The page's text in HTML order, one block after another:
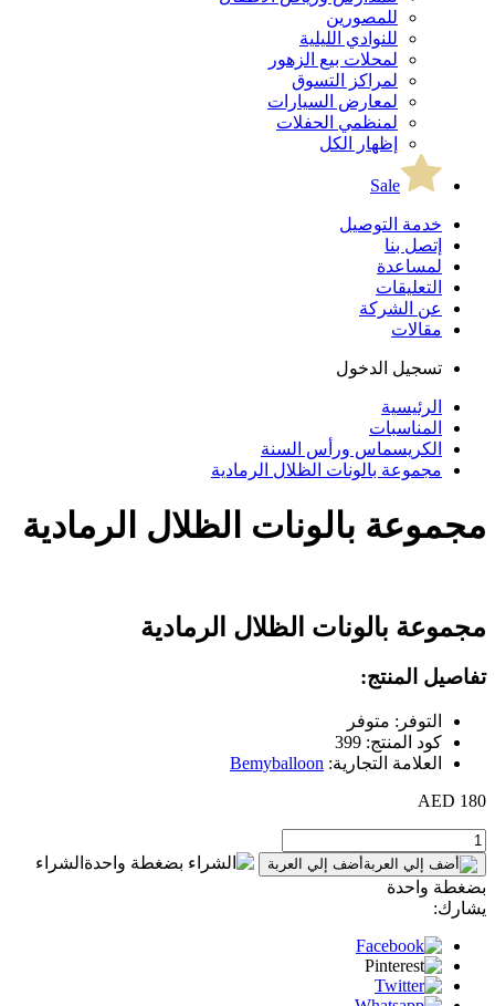
للمصورين
للنوادي الليلية
لمحلات بيع الزهور
لمراكز التسوق
لمعارض السيارات
لمنظمي الحفلات
إظهار الكل
Sale
خدمة التوصيل
إتصل بنا
لمساعدة
التعليقات
عن الشركة
مقالات
تسجيل الدخول
الرئيسية
المناسبات
الكريسماس ورأس السنة
مجموعة بالونات الظلال الرمادية
مجموعة بالونات الظلال الرمادية
مجموعة بالونات الظلال الرمادية
تفاصيل المنتج:
التوفر: متوفر
كود المنتج: 399
العلامة التجارية: Bemyballoon
180 AED
أضف إلي العربة
الشراء
بضغطة واحدة
يشارك: